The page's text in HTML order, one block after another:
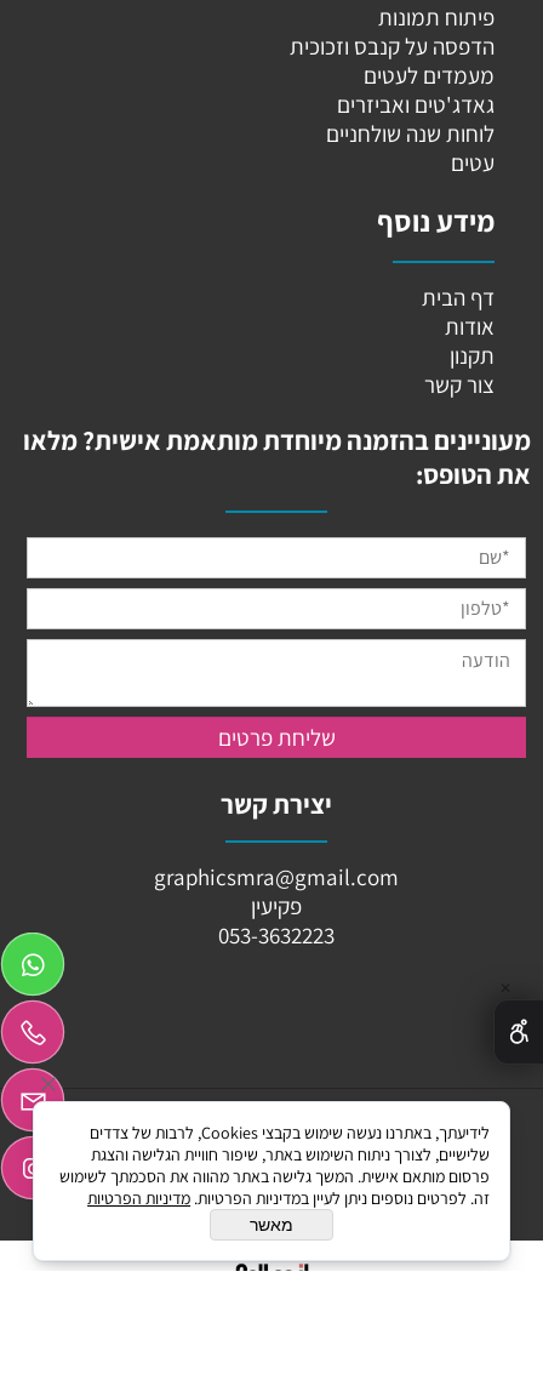
פיתוח תמונות
הדפסה על קנבס וזכוכית
מעמדים לעטים
גאדג'טים ואביזרים
לוחות שנה שולחניים
עטים
מידע נוסף
דף הבית
אודות
תקנון
צור קשר
מעוניינים בהזמנה מיוחדת מותאמת אישית? מלאו
את הטופס:
יצירת קשר
graphicsmra@gmail.com
פקיעין
053-3632223
לידיעתך, באתרנו נעשה שימוש בקבצי Cookies, לרבות של צדדים
שלישיים, לצורך ניתוח השימוש באתר, שיפור חוויית הגלישה והצגת
פרסום מותאם אישית. המשך גלישה באתר מהווה את הסכמתך לשימוש
זה. לפרטים נוספים ניתן לעיין במדיניות הפרטיות. מדיניות הפרטיות
מאשר